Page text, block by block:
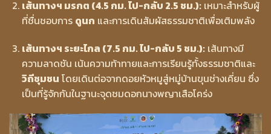
เส้นทางฯ มรกต (4.5 กม. ไป-กลับ 2.5 ชม.): เหมาะสำหรับผู้
ที่ชื่นชอบการ ดูนก และการเดินสัมผัสธรรมชาติเพื่อเติมพลัง
เส้นทางฯ ระยะไกล (7.5 กม. ไป-กลับ 5 ชม.): เส้นทางมี
ความลาดชัน เน้นความท้าทายและการเรียนรู้ทั้งธรรมชาติและ
วิถีชุมชน โดยเดินต่อจากดอยหัวหมูสู่หมู่บ้านขุนช่างเคี่ยน ซึ่ง
เป็นที่รู้จักกันในฐานะจุดชมดอกนางพญาเสือโคร่ง